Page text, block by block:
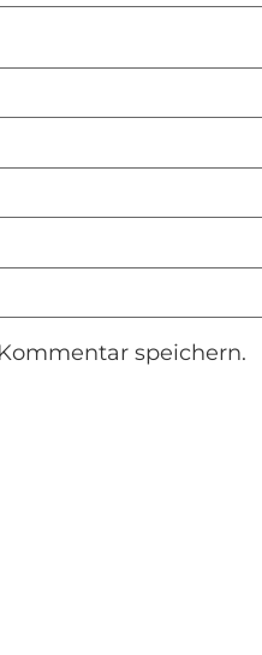
speichern.